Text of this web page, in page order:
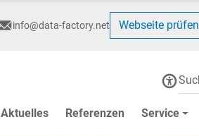
info@data-factory.net Webseite prüfen
Aktuelles Referenzen Service